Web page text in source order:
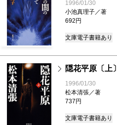
1996/01/30
小池真理子／著
692円
文庫電子書籍あり
隠花平原〔上〕
1996/01/30
松本清張／著
737円
文庫電子書籍あり